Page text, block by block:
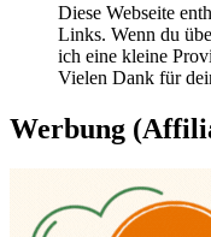
Diese Webseite
Links. Wenn du
ich eine kleine
Vielen Dank für
Werbung